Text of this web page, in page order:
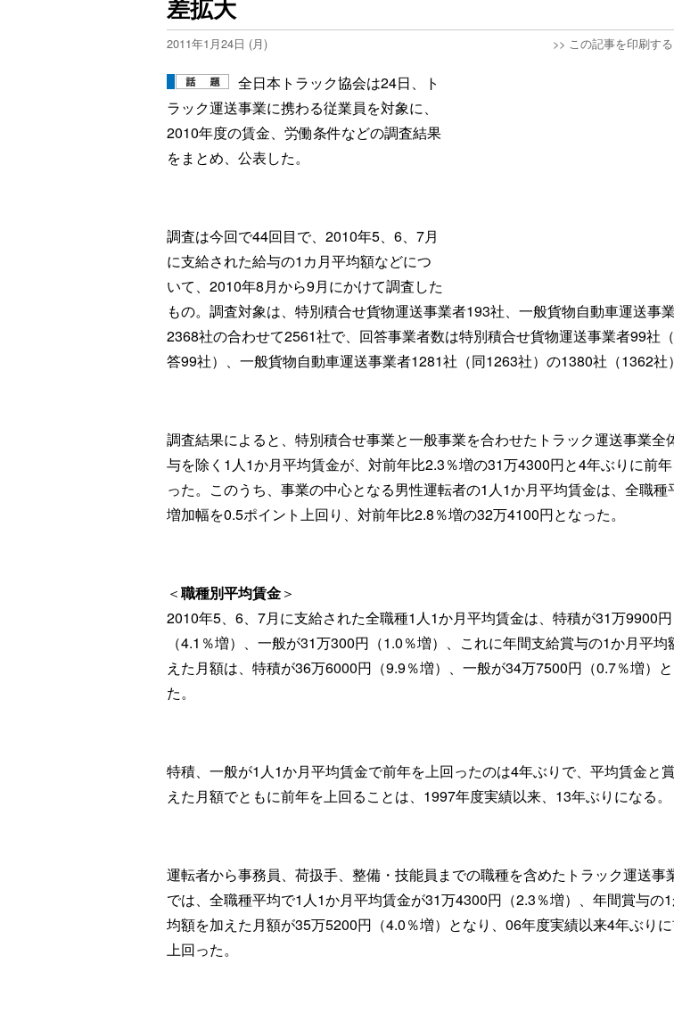
差拡大
2011年1月24日 (月) >> この記事を印刷する
全日本トラック協会は24日、ト
ラック運送事業に携わる従業員を対象に、
2010年度の賃金、労働条件などの調査結果
をまとめ、公表した。
調査は今回で44回目で、2010年5、6、7月
に支給された給与の1カ月平均額などにつ
いて、2010年8月から9月にかけて調査した
もの。調査対象は、特別積合せ貨物運送事業者193社、一般貨物自動車運送事
2368社の合わせて2561社で、回答事業者数は特別積合せ貨物運送事業者99社
答99社）、一般貨物自動車運送事業者1281社（同1263社）の1380社（1362社
調査結果によると、特別積合せ事業と一般事業を合わせたトラック運送事業全
与を除く1人1か月平均賃金が、対前年比2.3％増の31万4300円と4年ぶりに前
った。このうち、事業の中心となる男性運転者の1人1か月平均賃金は、全職種
増加幅を0.5ポイント上回り、対前年比2.8％増の32万4100円となった。
＜職種別平均賃金＞
2010年5、6、7月に支給された全職種1人1か月平均賃金は、特積が31万9900円
（4.1％増）、一般が31万300円（1.0％増）、これに年間支給賞与の1か月平均
えた月額は、特積が36万6000円（9.9％増）、一般が34万7500円（0.7％増）
た。
特積、一般が1人1か月平均賃金で前年を上回ったのは4年ぶりで、平均賃金と
えた月額でともに前年を上回ることは、1997年度実績以来、13年ぶりになる。
運転者から事務員、荷扱手、整備・技能員までの職種を含めたトラック運送事
では、全職種平均で1人1か月平均賃金が31万4300円（2.3％増）、年間賞与の
均額を加えた月額が35万5200円（4.0％増）となり、06年度実績以来4年ぶり
上回った。